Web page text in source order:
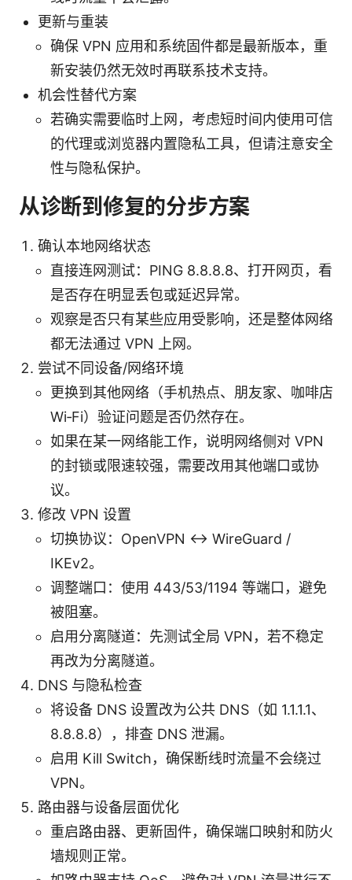
更新与重装
确保 VPN 应用和系统固件都是最新版本，重
新安装仍然无效时再联系技术支持。
机会性替代方案
若确实需要临时上网，考虑短时间内使用可信
的代理或浏览器内置隐私工具，但请注意安全
性与隐私保护。
从诊断到修复的分步方案
确认本地网络状态
直接连网测试：PING 8.8.8.8、打开网页，看
是否存在明显丢包或延迟异常。
观察是否只有某些应用受影响，还是整体网络
都无法通过 VPN 上网。
尝试不同设备/网络环境
更换到其他网络（手机热点、朋友家、咖啡店
Wi‑Fi）验证问题是否仍然存在。
如果在某一网络能工作，说明网络侧对 VPN
的封锁或限速较强，需要改用其他端口或协
议。
修改 VPN 设置
切换协议：OpenVPN <-> WireGuard /
IKEv2。
调整端口：使用 443/53/1194 等端口，避免
被阻塞。
启用分离隧道：先测试全局 VPN，若不稳定
再改为分离隧道。
DNS 与隐私检查
将设备 DNS 设置改为公共 DNS（如 1.1.1.1、
8.8.8.8），排查 DNS 泄漏。
启用 Kill Switch，确保断线时流量不会绕过
VPN。
路由器与设备层面优化
重启路由器、更新固件，确保端口映射和防火
墙规则正常。